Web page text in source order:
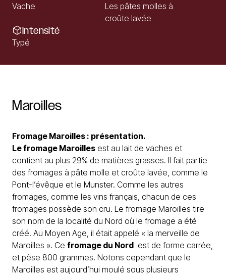
Vache
Les pâtes molles à
croûte lavée
Intensité
Typé
Maroilles
Fromage Maroilles : présentation.
Le fromage Maroilles est au lait de vaches et
contient au plus 29% de matières grasses. Il fait partie
des fromages à pâte molle et croûte lavée, comme le
Pont-l’évêque et le Munster. Comme les autres
fromages, comme les vins français, chacun de ces
fromages possède son cru. Le fromage Maroilles tire
son nom de la localité du Nord où le fromage a été
créé. Au Moyen Age, il était appelé « la merveille de
Maroilles ». Ce fromage du Nord est de forme carrée,
et pèse 800 grammes. Notons cependant que le
Maroilles est aujourd’hui moulé sous plusieurs